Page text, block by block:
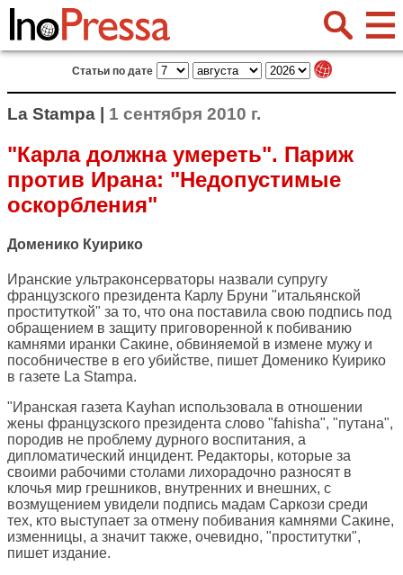
Статьи по дате
La Stampa | 1 сентября 2010 г.
"Карла должна умереть". Париж
против Ирана: "Недопустимые
оскорбления"
Доменико Куирико
Иранские ультраконсерваторы назвали супругу
французского президента Карлу Бруни "итальянской
проституткой" за то, что она поставила свою подпись под
обращением в защиту приговоренной к побиванию
камнями иранки Сакине, обвиняемой в измене мужу и
пособничестве в его убийстве, пишет Доменико Куирико
в газете La Stampa.
"Иранская газета Kayhan использовала в отношении
жены французского президента слово "fahisha", "путана",
породив не проблему дурного воспитания, а
дипломатический инцидент. Редакторы, которые за
своими рабочими столами лихорадочно разносят в
клочья мир грешников, внутренних и внешних, с
возмущением увидели подпись мадам Саркози среди
тех, кто выступает за отмену побивания камнями Сакине,
изменницы, а значит также, очевидно, "проститутки",
пишет издание.